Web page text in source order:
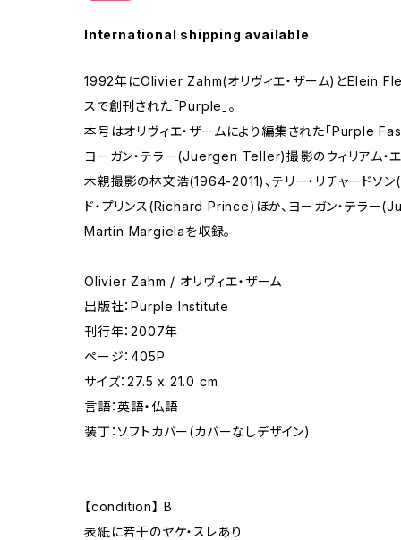
International shipping available
1992年にOlivier Zahm(オリヴィエ・ザーム)とElein
スで創刊された「Purple」。
本号はオリヴィエ・ザームにより編集された「Purple
ヨーガン・テラー(Juergen Teller)撮影のウィリアム
木親撮影の林文浩(1964-2011)、テリー・リチャード
ド・プリンス(Richard Prince)ほか、ヨーガン・テラ
Martin Margielaを収録。
Olivier Zahm / オリヴィエ・ザーム
出版社：Purple Institute
刊行年：2007年
ページ：405P
サイズ：27.5 x 21.0 cm
言語：英語・仏語
装丁：ソフトカバー(カバーなしデザイン)
【condition】 B
表紙に若干のヤケ・スレあり